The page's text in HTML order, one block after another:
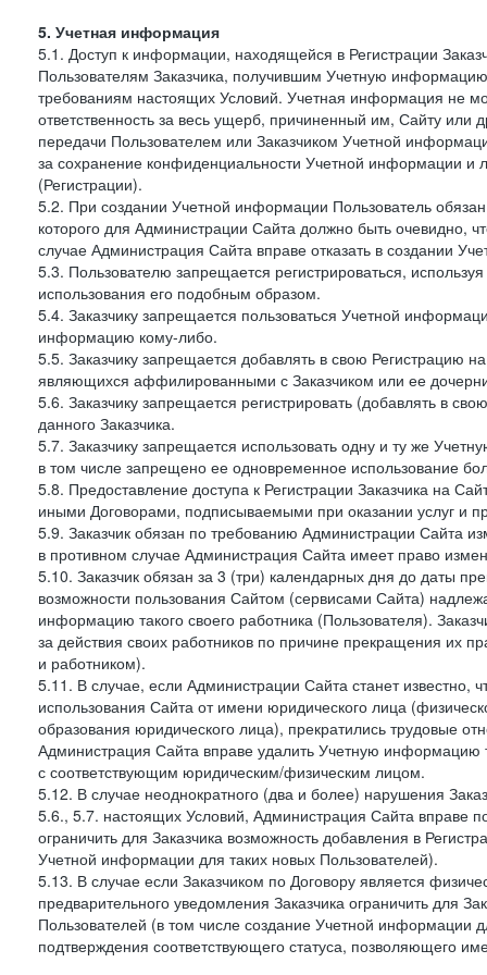
5. Учетная информация
5.1. Доступ к информации, находящейся в Регистрации
Пользователям Заказчика, получившим Учетную
требованиям настоящих Условий. Учетная информация не
ответственность за весь ущерб, причиненный им, Сайту
передачи Пользователем или Заказчиком Учетной
за сохранение конфиденциальности Учетной информации
(Регистрации).
5.2. При создании Учетной информации Пользователь
которого для Администрации Сайта должно быть очевидно,
случае Администрация Сайта вправе отказать в создании
5.3. Пользователю запрещается регистрироваться,
использования его подобным образом.
5.4. Заказчику запрещается пользоваться Учетной
информацию кому-либо.
5.5. Заказчику запрещается добавлять в свою Регистрацию
являющихся аффилированными с Заказчиком или ее
5.6. Заказчику запрещается регистрировать (добавлять в
данного Заказчика.
5.7. Заказчику запрещается использовать одну и ту же
в том числе запрещено ее одновременное использование
5.8. Предоставление доступа к Регистрации Заказчика на
иными Договорами, подписываемыми при оказании услуг и
5.9. Заказчик обязан по требованию Администрации Сайта
в противном случае Администрация Сайта имеет право
5.10. Заказчик обязан за 3 (три) календарных дня до даты
возможности пользования Сайтом (сервисами Сайта)
информацию такого своего работника (Пользователя).
за действия своих работников по причине прекращения их
и работником).
5.11. В случае, если Администрации Сайта станет
использования Сайта от имени юридического лица
образования юридического лица), прекратились трудовые
Администрация Сайта вправе удалить Учетную информацию
с соответствующим юридическим/физическим лицом.
5.12. В случае неоднократного (два и более) нарушения
5.6., 5.7. настоящих Условий, Администрация Сайта вправе
ограничить для Заказчика возможность добавления в
Учетной информации для таких новых Пользователей).
5.13. В случае если Заказчиком по Договору является
предварительного уведомления Заказчика ограничить для
Пользователей (в том числе создание Учетной информации
подтверждения соответствующего статуса, позволяющего